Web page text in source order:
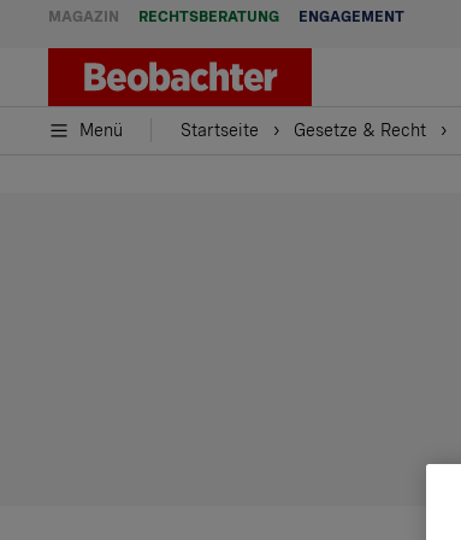
MAGAZIN RECHTSBERATUNG ENGAGEMENT
Menü Startseite Gesetze & Recht